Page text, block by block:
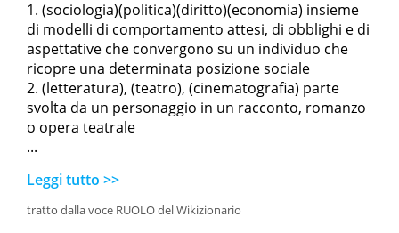
(sociologia)(politica)(diritto)(economia) insieme
di modelli di comportamento attesi, di obblighi e di
aspettative che convergono su un individuo che
ricopre una determinata posizione sociale
(letteratura), (teatro), (cinematografia) parte
svolta da un personaggio in un racconto, romanzo
o opera teatrale
...
Leggi tutto >>
tratto dalla voce RUOLO del Wikizionario